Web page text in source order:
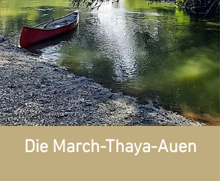
Die March-Thaya-Auen